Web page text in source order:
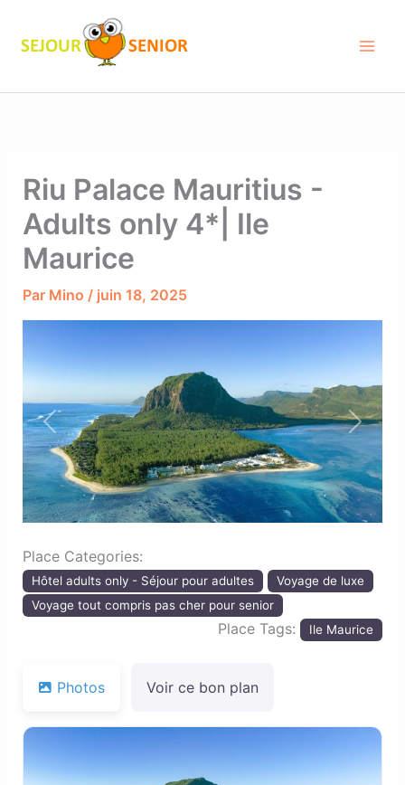
contenu
Riu Palace Mauritius -
Adults only 4*| Ile
Maurice
Par Mino / juin 18, 2025
Previous Next
Place Categories:
Hôtel adults only - Séjour pour adultes
Voyage de luxe
Voyage tout compris pas cher pour senior
Place Tags: Ile Maurice
Photos Voir ce bon plan